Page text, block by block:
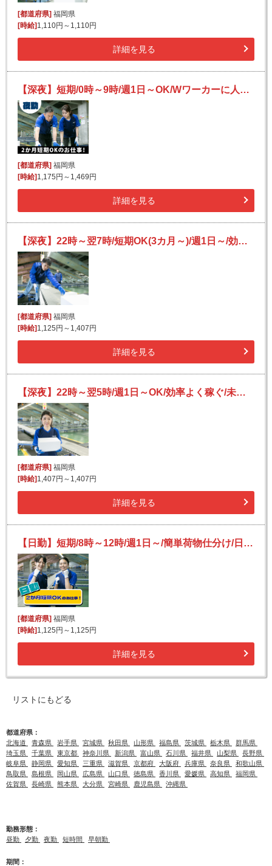
[都道府県] 福岡県
[時給] 1,110円～1,110円
詳細を見る
【深夜】短期/0時～9時/週1日～OK/Wワーカーに人気/送迎あり/日払いOK/副業可/未経験可【2か月間のみ】
[都道府県] 福岡県
[時給] 1,175円～1,469円
詳細を見る
【深夜】22時～翌7時/短期OK(3カ月～)/週1日～/効率良く稼げる/日払いOK(規定有)/フリーター活躍/未経験歓迎
[都道府県]福岡県
[時給]1,125円～1,407円
詳細を見る
【深夜】22時～翌5時/週1日～OK/効率よく稼ぐ/未経験歓迎/宅配便の仕分け
[都道府県] 福岡県
[時給] 1,407円～1,407円
詳細を見る
【日勤】短期/8時～12時/週1日～/簡単荷物仕分け/日払い可(規定有)/副業歓迎【2か月間のみ】
[都道府県] 福岡県
[時給] 1,125円～1,125円
詳細を見る
リストにもどる
都道府県：
北海道
青森県 岩手県 宮城県 秋田県 山形県 福島県 茨城県 栃木県
群馬県
埼玉県
千葉県 東京都 神奈川県 新潟県 富山県 石川県 福井県 山梨県
長野県
岐阜県
静岡県 愛知県 三重県 滋賀県 京都府 大阪府 兵庫県 奈良県
和歌山県
鳥取県
島根県 岡山県 広島県 山口県 徳島県 香川県 愛媛県 高知県
福岡県
佐賀県
長崎県 熊本県 大分県 宮崎県 鹿児島県 沖縄県
勤務形態：
昼勤
夕勤 夜勤 短時間 早朝勤
期間：